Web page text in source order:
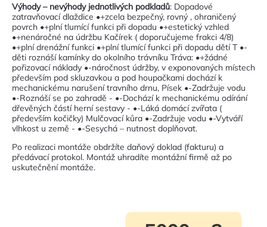
Výhody – nevýhody jednotlivých podkladů: Dopadové
zatravňovací dlaždice •+zcela bezpečný, rovný , ohraničený
povrch •+plní tlumící funkci při dopadu •+estetický vzhled
•+nenáročné na údržbu Kačírek ( doporučujeme frakci 4/8)
•+plní drenážní funkci •+plní tlumící funkci při dopadu dětí T •-
děti roznáší kamínky do okolního trávníku Tráva: •+žádné
pořizovací náklady •-náročnost údržby, v exponovaných místech
především pod skluzavkou a pod houpačkami dochází k
mechanickému narušení travního drnu, Písek •-Zadržuje vodu
•-Roznáší se po zahradě - •-Dochází k mechanickému odírání
dřevěných částí herní sestavy - •-Láká domácí zvířata (
především kočičky) Mulčovací kůra •-Zadržuje vodu •-Vytváří
vlhkost u země - •-Sesychá – nutnost doplňovat.
Po realizaci montáže obdržíte daňový doklad (fakturu) a
předávací protokol. Montáž uhradíte montážní firmě až po
uskutečnění montáže.